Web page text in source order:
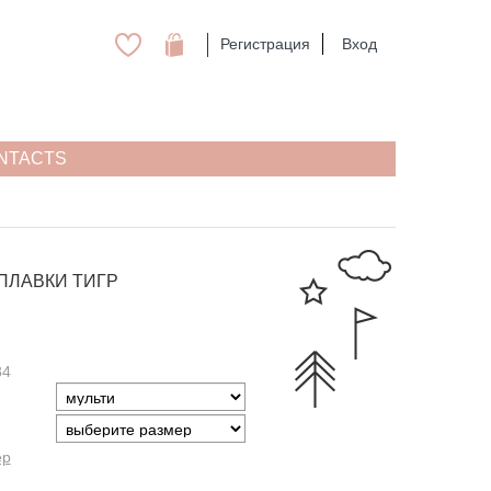
Регистрация Вход
ТИГР